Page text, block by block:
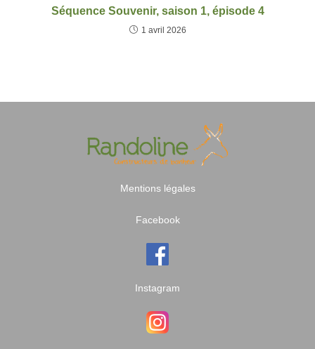
Séquence Souvenir, saison 1, épisode 4
1 avril 2026
Mentions légales
Facebook
Instagram